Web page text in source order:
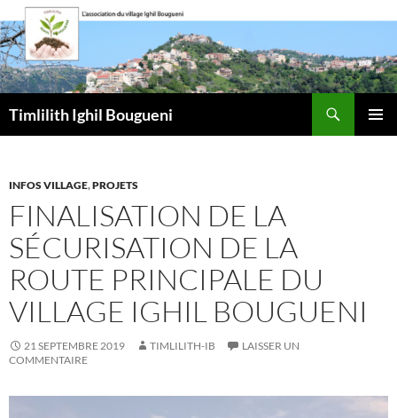
Aller
au
contenu
Timlilith Ighil Bougueni
INFOS VILLAGE,PROJETS
FINALISATION DE LA
SÉCURISATION DE LA
ROUTE PRINCIPALE DU
VILLAGE IGHIL BOUGUENI
21 SEPTEMBRE 2019 TIMLILITH-IB
LAISSER UN
COMMENTAIRE